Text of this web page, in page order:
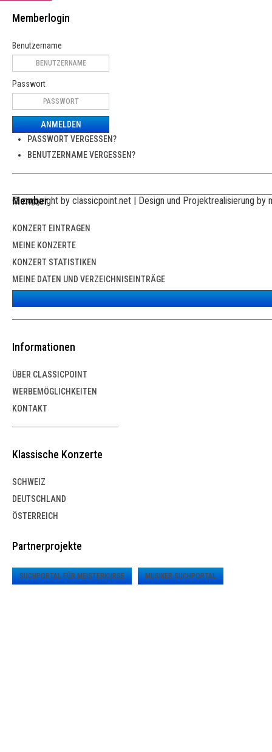
Memberlogin
Benutzername
Passwort
ANMELDEN
PASSWORT VERGESSEN?
BENUTZERNAME VERGESSEN?
Member
KONZERT EINTRAGEN
MEINE KONZERTE
KONZERT STATISTIKEN
MEINE DATEN UND VERZEICHNISEINTRÄGE
Informationen
ÜBER CLASSICPOINT
WERBEMÖGLICHKEITEN
KONTAKT
Klassische Konzerte
SCHWEIZ
DEUTSCHLAND
ÖSTERREICH
Partnerprojekte
SUCHPORTAL FÜR MEISTERKURSE MUSIKER SUCHPORTAL
© copyright by classicpoint.net | Design und Projektrealisierung by